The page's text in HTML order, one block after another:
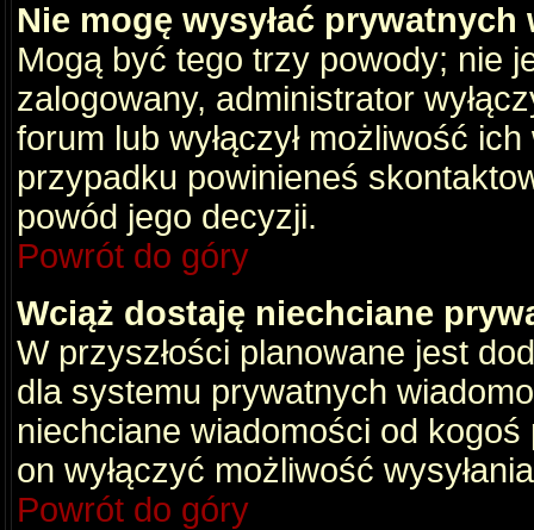
Nie mogę wysyłać
Mogą być tego trzy powody; nie
zalogowany, administrator
forum lub wyłączył możliwość
przypadku powinieneś
powód jego decyzji.
Powrót do góry
Wciąż dostaję niechciane
W przyszłości planowane jest
dla systemu prywatnych
niechciane wiadomości od
on wyłączyć możliwość
Powrót do góry